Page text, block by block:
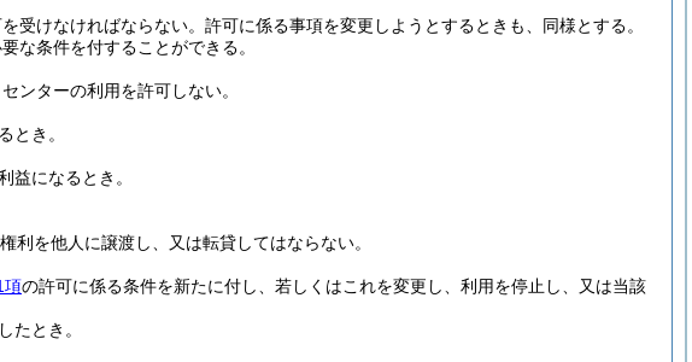
受けなければならない。 許可に係る事項を変更しようとするときも、同様とする。
な条件を付することができる。
ンターの利用を許可しない。
とき。
益になるとき。
利を他人に譲渡し、又は転貸してはならない。
項の許可に係る条件を新たに付し、若しくはこれを変更し、利用を停止し、又は当該
たとき。